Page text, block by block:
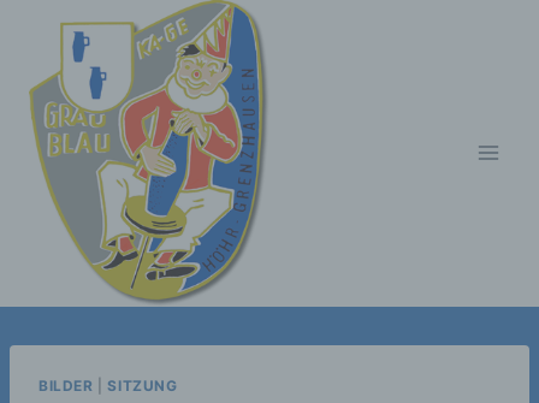
springen
BILDER |SITZUNG